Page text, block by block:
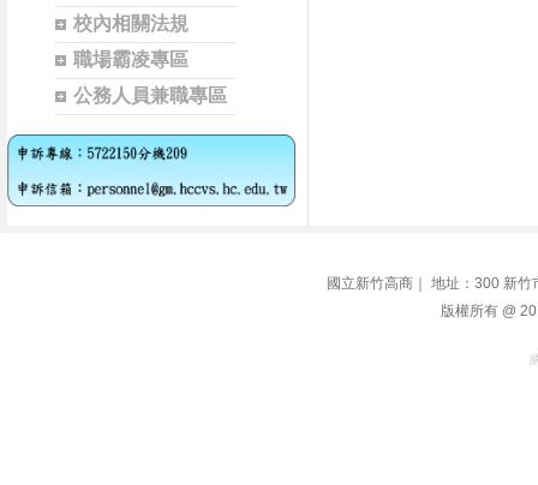
校內相關法規
職場霸凌專區
公務人員兼職專區
國立新竹高商｜ 地址：300 新
版權所有 @